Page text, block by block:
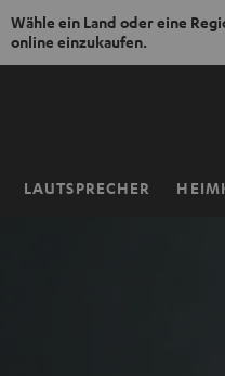
Wähle ein Land oder eine
online einzukaufen.
ZUM
LAUTSPRECHER
Startseite